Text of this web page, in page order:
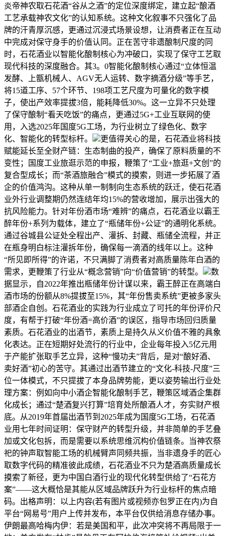
炎帝神农取石花酒“谷从之酒”的定位深度绑定，建立起“酿酒
工艺承载神农文化”的认知系统。这种文化叙事不只强化了品
牌的汗青厚沉感，更通过沉浸式场景设想，让消费者正在互动
中完成对保守身手的价值认同。正在苦守非遗酿制尺度的同
时，石花酒业以智能化酿制核心为冲破口，实现了保守工艺取
现代科技的深度融合。其3。0智能化酿制核心通过“立体恒温
发酵、上甑机械人、AGV无人运转、数字摘酒分级”等手艺，
将15道工序、57个环节、198项工艺尺度为可量化的数字模
子，使出产效率提拔3倍，能耗降低30%。这一立异不只处理
了保守酿制“看天吃饭”的痛点，更通过5G+工业互联网的使
用，入选2025年国度5G工场，为行业树立了绿色化、数字
化、智能化的转型标杆。
更值得关心的是，石花酒业将科技
赋能延长至全财产链：生态制曲的投产，确保了原料质量的不
变性；国度工业旅逛示范的申报，鞭策了“工业+旅逛+文创”的
复合型成长；而“茶酒旅融合”模式的摸索，则进一步拓展了酒
企的价值鸿沟。这种从单一制制向生态系统的跃迁，使石花酒
业外行业调整期仍然连结年均15%的营收增加，展示出强大的
抗风险能力。针对年份酒市场“难辨”的痛点，石花酒业以霸王
醉年份+系列为载体，建立了“瓶储年份+公证”的通明化系统。
通过谷城县公证处全程出产、灌拆、封藏、瓶储全流程，并正
在瓶身明白标注灌拆年份，确保每一滴酒的线年以上。这种
“所见即所得”的许诺，不只满脚了消费者对高质量陈年白酒的
需求，更鞭策了行业从“概念营销”向“价值营销”的转型。
数
据显示，自2022年推出瓶储年份计谋以来，霸王醉正在高端白
酒市场的份额从8%提拔至15%，其“年份售卖系统”更被多家头
部酒企自创。石花酒业的实践为行业成立了可托的年份评价尺
度，有帮于打破“年份酒=高价酒”的误区，指导市场回归质量
素质。石花酒业的出酒节，素质上是持久从义价值不雅的具象
化表达。正在短期好处流行的行业中，企业每年投入5亿元用
于产能扩张取手艺立异，这种“慢功夫”背后，是对“酿好酒、
卖好酒”初心的苦守。其通过出酒节建立的“文化-科技-尺度”三
位一体模式，不只提拔了本身品牌势能，更以姿势输出行业处
理方案：例如向中小酒企智能化酿制手艺，鞭策区域酒企集群
化成长；通过“楚酒复兴打算”培育处所酿酒人才，夯实财产根
底。从2019年首届出酒节到2025年成为国度5G工场，石花酒
业用七年时间证明：保守财产的转型升级，并非简单的手艺叠
加或文化包拆，而是需要以系统思维沉构价值链条。当神农祭
祀的钟声取智能工场的机械臂声同频共振，当非遗身手的匠心
取数字代码的精准彼此成绩，石花酒业不只为楚酒高质量成长
摸索了新径，更为中国白酒行业的现代化转型供给了“石花方
案”——这大概恰是其能从区域品牌跃升为行业标杆的焦点暗
码。出格声明：以上内容(若有图片或视频亦包罗正在内)为自
平台“网易号”用户上传并发布，本平台仅供给消息存储办事。
伊朗最高哈梅内伊：若是美国和平，此次冲突将不再局限于一